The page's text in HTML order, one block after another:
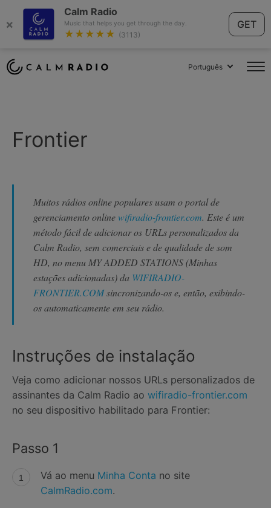
×
Calm Radio
Music that helps you get through the day.
★★★★★ (3113)
GET
Português
Frontier
Muitos rádios online populares usam o portal de
gerenciamento onlinewifiradio-frontier.com. Este é um
método fácil de adicionar os URLs personalizados da
Calm Radio, sem comerciais e de qualidade de som
HD, no menu MY ADDED STATIONS (Minhas
estações adicionadas) da WIFIRADIO-
FRONTIER.COMsincronizando-os e, então, exibindo-
os automaticamente em seu rádio.
Instruções de instalação
Veja como adicionar nossos URLs personalizados de
assinantes da Calm Radio ao wifiradio-frontier.com
no seu dispositivo habilitado para Frontier:
Passo 1
Vá ao menu Minha Conta no site
CalmRadio.com.